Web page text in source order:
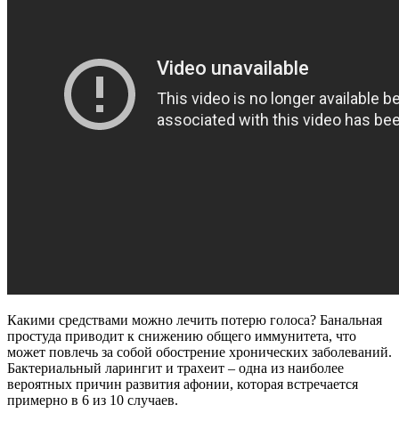
Какими средствами можно лечить потерю голоса? Банальная
простуда приводит к снижению общего иммунитета, что
может повлечь за собой обострение хронических заболеваний.
Бактериальный ларингит и трахеит – одна из наиболее
вероятных причин развития афонии, которая встречается
примерно в 6 из 10 случаев.